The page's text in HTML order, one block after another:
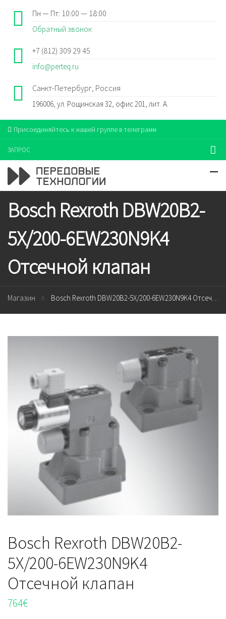
Пн — Пт: 10:00 — 18:00
Обратный звонок
+7 (812) 309 29 45
info@perteq.ru
Санкт-Петербург, Россия
196006, ул. Рощинская 32, офис 201, лит. А.
Присоединяйтесь к нашей группе в телеграмм
ЗАПРОС
Bosch Rexroth DBW20B2-
5X/200-6EW230N9K4
Отсечной клапан
Магазин Bosch Rexroth DBW20B2-5X/200-6EW230N9K4 Отсечной клапан
Bosch Rexroth DBW20B2-
5X/200-6EW230N9K4
Отсечной клапан
764€